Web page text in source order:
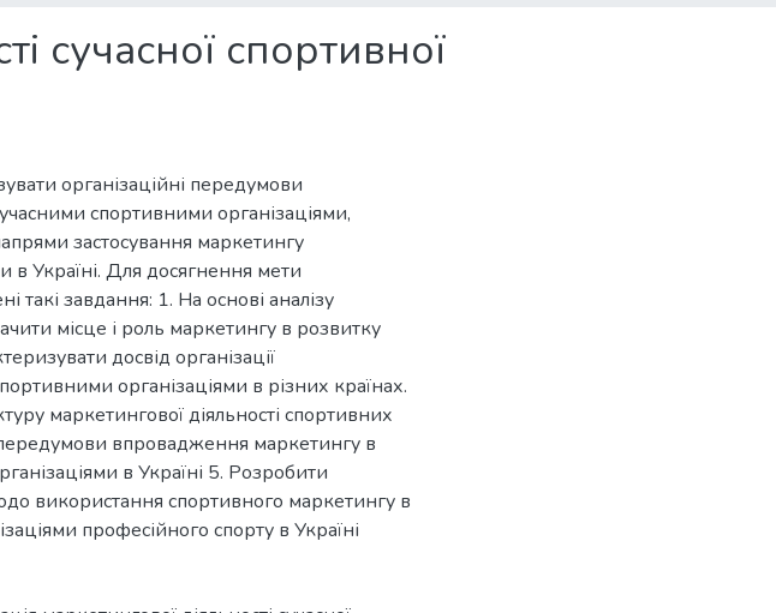
сучасної спортивної
організаційні передумови
спортивними організаціями,
застосування маркетингу
в Україні. Для досягнення мети
такі завдання: 1. На основі аналізу
місце і роль маркетингу в розвитку
досвід організації
організаціями в різних країнах.
маркетингової діяльності спортивних
впровадження маркетингу в
в Україні 5. Розробити
використання спортивного маркетингу в
професійного спорту в Україні